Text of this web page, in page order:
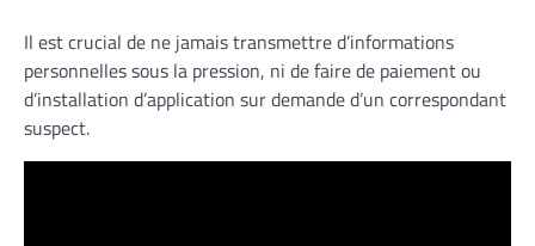
Il est crucial de ne jamais transmettre d’informations
personnelles sous la pression, ni de faire de paiement ou
d’installation d’application sur demande d’un correspondant
suspect.